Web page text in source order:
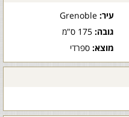
עיר:Grenoble
גובה:175 ס"מ
מוצא:ספרדי